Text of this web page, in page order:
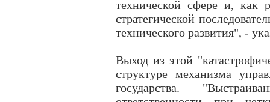
технической сфере и, как
стратегической
технического развития", -
Выход из этой
структуре механизма
государства.